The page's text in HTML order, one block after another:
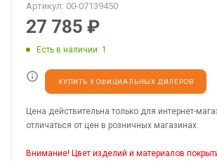
Артикул: 00-07139450
27 785 ₽
Есть в наличии: 1
КУПИТЬ У ОФИЦИАЛЬНЫХ ДИЛЕРОВ
Цена действительна только для интернет-
отличаться от цен в розничных магазинах.
Внимание! Цвет изделий и материалов